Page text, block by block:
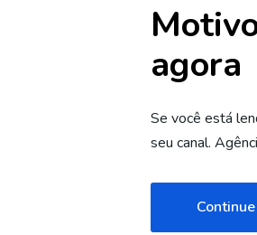
agora
Se você está
seu canal.